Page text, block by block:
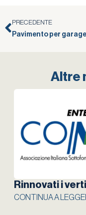
PRECEDENTE
Altre
Rinnovati i
CONTINUA A